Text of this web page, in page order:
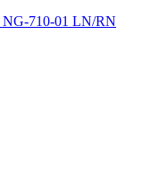
NG-710-01 LN/RN